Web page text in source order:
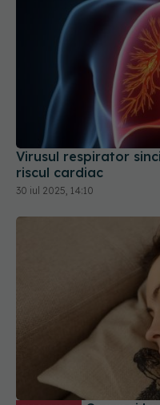
Virusul respirator
riscul cardiac
30 iul 2025, 14:10
EXCLUSIV Cea mai bună poziție de somn pentru
sănătatea
Gilda Popescu: Un
echilibru al
25 apr 2024, 15:33